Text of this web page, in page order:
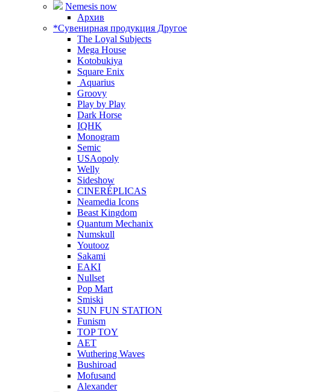
Nemesis now
Архив
*Сувенирная продукция Другое
The Loyal Subjects
Mega House
Kotobukiya
Square Enix
Aquarius
Groovy
Play by Play
Dark Horse
IQHK
Monogram
Semic
USAopoly
Welly
Sideshow
CINERÉPLICAS
Neamedia Icons
Beast Kingdom
Quantum Mechanix
Numskull
Youtooz
Sakami
EAKI
Nullset
Pop Mart
Smiski
SUN FUN STATION
Funism
TOP TOY
AET
Wuthering Waves
Bushiroad
Mofusand
Alexander